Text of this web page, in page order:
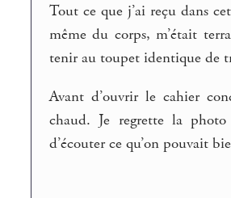
Tout ce que j’ai reçu dans
même du corps, m’était
tenir au toupet identique de
Avant d’ouvrir le cahier
chaud. Je regrette la photo
d’écouter ce qu’on pouvait